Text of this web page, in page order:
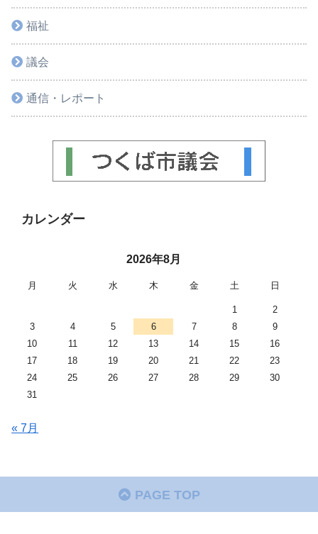
福祉
議会
通信・レポート
カレンダー
2026年8月
月 火 水 木 金 土 日
1
2
3
4 5 6 7 8
9
10
11 12 13 14 15
16
17
18 19 20 21 22
23
24
25 26 27 28 29
30
31
« 7月
PAGE TOP